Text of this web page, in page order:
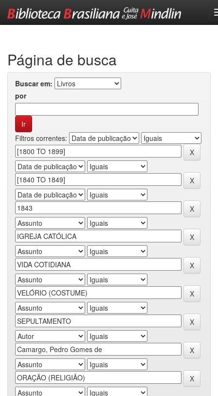
Página de busca
Buscar em:
por
Filtros correntes: